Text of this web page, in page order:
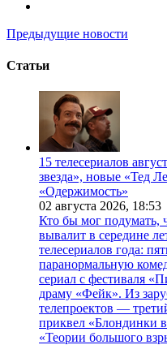
Предыдущие новости
Статьи
15 телесериалов
звезда», новые «Тед
«Одержимость»
02 августа 2026, 18:53
Кто бы мог подумать,
вывалит в середине
телесериалов года:
паранормальную
сериал с фестиваля
драму «Фейк». Из
телепроектов —
приквел «Блондинки
«Теории большого